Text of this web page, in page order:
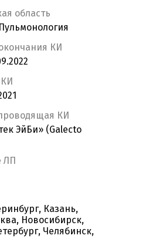
область
КИ
КИ
ЭйБи» (Galecto
ЛП
Казань,
Новосибирск,
Челябинск,